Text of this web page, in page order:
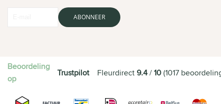
ABONNEER
Beoordeling
op
Trustpilot Fleurdirect9.4/10(1017